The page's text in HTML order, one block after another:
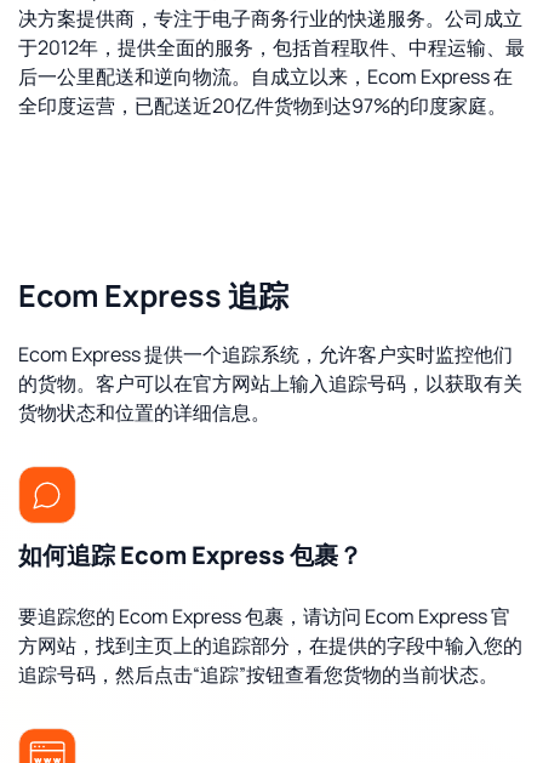
决方案提供商，专注于电子商务行业的快递服务。公司成立
于2012年，提供全面的服务，包括首程取件、中程运输、最
后一公里配送和逆向物流。自成立以来，Ecom Express 在
全印度运营，已配送近20亿件货物到达97%的印度家庭。
Ecom Express 追踪
Ecom Express 提供一个追踪系统，允许客户实时监控他们
的货物。客户可以在官方网站上输入追踪号码，以获取有关
货物状态和位置的详细信息。
如何追踪 Ecom Express 包裹？
要追踪您的 Ecom Express 包裹，请访问 Ecom Express 官
方网站，找到主页上的追踪部分，在提供的字段中输入您的
追踪号码，然后点击“追踪”按钮查看您货物的当前状态。